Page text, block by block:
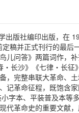
出版社编印出版，在
稿并正式刊行的最
儿问答》两篇词作，
・长沙》《七律・长
，完整串联大革命、
记革命征程，既饱含
字本、平装普及本等
代革命史的重要文献